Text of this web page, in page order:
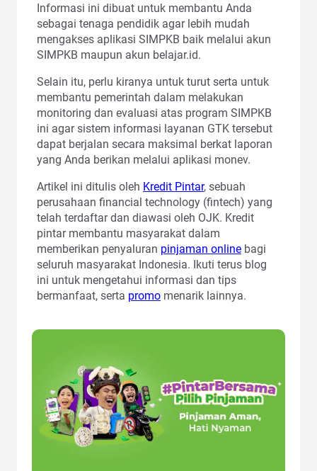
Informasi ini dibuat untuk membantu Anda
sebagai tenaga pendidik agar lebih mudah
mengakses aplikasi SIMPKB baik melalui akun
SIMPKB maupun akun belajar.id.
Selain itu, perlu kiranya untuk turut serta untuk
membantu pemerintah dalam melakukan
monitoring dan evaluasi atas program SIMPKB
ini agar sistem informasi layanan GTK tersebut
dapat berjalan secara maksimal berkat laporan
yang Anda berikan melalui aplikasi monev.
Artikel ini ditulis oleh Kredit Pintar, sebuah
perusahaan financial technology (fintech) yang
telah terdaftar dan diawasi oleh OJK. Kredit
pintar membantu masyarakat dalam
memberikan penyaluran pinjaman online bagi
seluruh masyarakat Indonesia. Ikuti terus blog
ini untuk mengetahui informasi dan tips
bermanfaat, serta promo menarik lainnya.